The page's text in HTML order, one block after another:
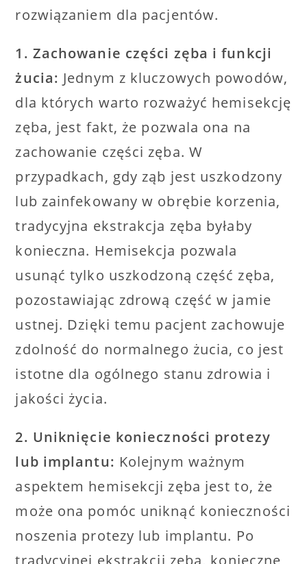
rozwiązaniem dla pacjentów.
1. Zachowanie części zęba i funkcji
żucia: Jednym z kluczowych powodów,
dla których warto rozważyć hemisekcję
zęba, jest fakt, że pozwala ona na
zachowanie części zęba. W
przypadkach, gdy ząb jest uszkodzony
lub zainfekowany w obrębie korzenia,
tradycyjna ekstrakcja zęba byłaby
konieczna. Hemisekcja pozwala
usunąć tylko uszkodzoną część zęba,
pozostawiając zdrową część w jamie
ustnej. Dzięki temu pacjent zachowuje
zdolność do normalnego żucia, co jest
istotne dla ogólnego stanu zdrowia i
jakości życia.
2. Uniknięcie konieczności protezy
lub implantu: Kolejnym ważnym
aspektem hemisekcji zęba jest to, że
może ona pomóc uniknąć konieczności
noszenia protezy lub implantu. Po
tradycyjnej ekstrakcji zęba, konieczne